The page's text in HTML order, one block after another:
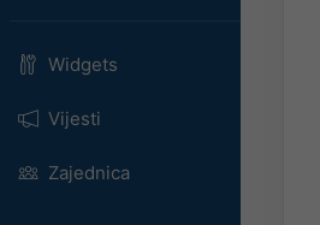
Widgets
Vijesti
Zajednica